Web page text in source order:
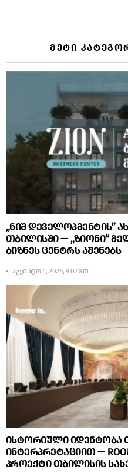
ᲛᲔᲢᲘ
„ნიშ დეველოპმენტის”
თბილისში — „ზიონი“
ბიზნეს ცენტრს აშენებს
აგვისტო 4, 2026, 9:07 am
ისტორიული იდენტობა
ინტერპრეტაციით — ROOM
პროექტი თბილისის